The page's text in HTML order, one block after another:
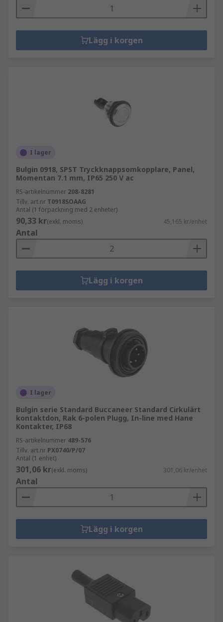
Lägg i korgen
I lager
Bulgin 0918, SPST Tryckknappsomkopplare, Panel,
Momentan 7.1 mm, IP65 250 V ac
RS-artikelnummer 208-8281
Tillv. art.nr T0918SOAAG
Antal (1 förpackning med 2 enheter)
90,33 kr(exkl. moms) 45,165 kr/enhet
Antal
Lägg i korgen
I lager
Bulgin serie Standard Buccaneer Standard Cirkulärt
kontaktdon, Rak 6-polen Plugg, In-line med Hane
Kontakter, IP68
RS-artikelnummer 489-576
Tillv. art.nr PX0740/P/07
Antal (1 enhet)
301,06 kr(exkl. moms) 301,06 kr/enhet
Antal
Lägg i korgen